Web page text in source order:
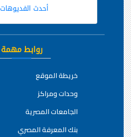
أحدث الفديوهات
روابط مهمة
خريطة الموقع
وحدات ومراكز
الجامعات المصرية
بنك المعرفة المصري